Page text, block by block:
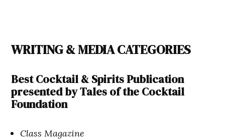
WRITING & MEDIA CATEGORIES
Best Cocktail & Spirits Publication
presented by Tales of the Cocktail
Foundation
Class Magazine